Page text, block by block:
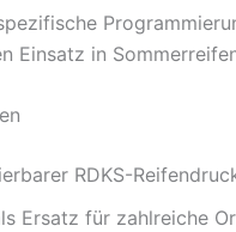
Einsatz in
RDKS-
Ersatz für zahlreiche